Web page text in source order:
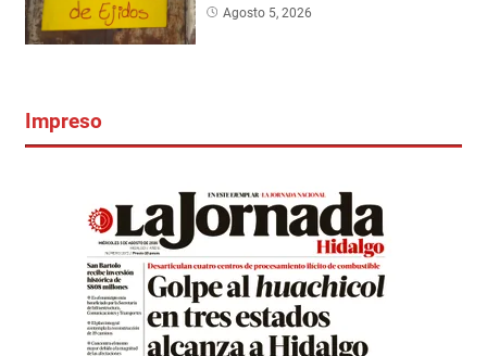
Agosto 5, 2026
Impreso